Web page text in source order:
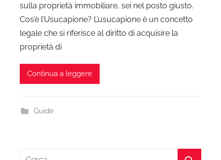
sulla proprietà immobiliare, sei nel posto giusto.
Cos’è l’Usucapione? L’usucapione è un concetto
legale che si riferisce al diritto di acquisire la
proprietà di
Continua a leggere
Guide
Ricerca